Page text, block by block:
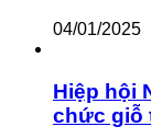
04/01/2025
Hiệp hội
chức giỗ